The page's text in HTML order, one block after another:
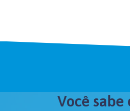
Você sabe